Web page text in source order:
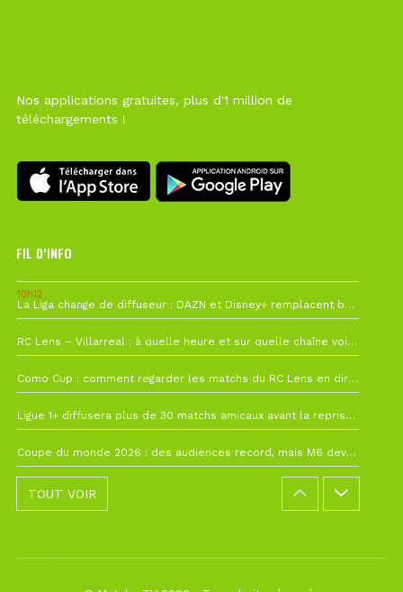
Nos applications gratuites, plus d'1 million de
téléchargements !
FIL D’INFO
10h12
La Liga change de diffuseur : DAZN et Disney+ remplacent beIN Sports !
RC Lens – Villarreal : à quelle heure et sur quelle chaîne voir la finale de la Como Cup ?
Como Cup : comment regarder les matchs du RC Lens en direct ?
Ligue 1+ diffusera plus de 30 matchs amicaux avant la reprise de la Ligue 1
Coupe du monde 2026 : des audiences record, mais M6 devrait perdre très gros !
TOUT VOIR